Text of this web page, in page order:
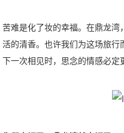
苦难是化了妆的幸福。在鼎龙
活的清香。也许我们为这场旅
下一次相见时，思念的情感必定